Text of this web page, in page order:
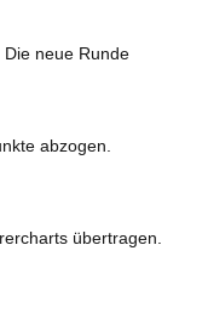
Die neue Runde
abzogen.
übertragen.